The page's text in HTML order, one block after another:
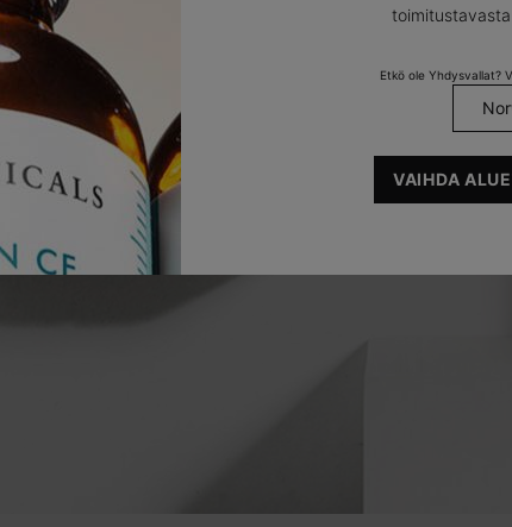
toimitustavasta
Etkö ole Yhdysvallat?
VAIHDA